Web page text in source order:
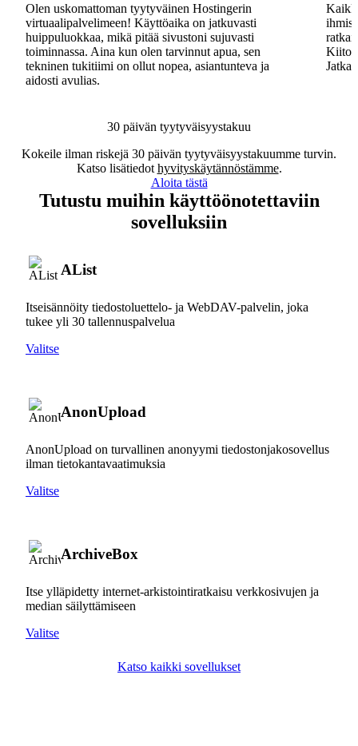
Olen uskomattoman tyytyväinen Hostingerin
virtuaalipalvelimeen! Käyttöaika on jatkuvasti
huippuluokkaa, mikä pitää sivustoni sujuvasti
toiminnassa. Aina kun olen tarvinnut apua, sen
tekninen tukitiimi on ollut nopea, asiantunteva ja
aidosti avulias.
Kiitos
30 päivän tyytyväisyystakuu
Kokeile ilman riskejä 30 päivän tyytyväisyystakuumme turvin.
Katso lisätiedot hyvityskäytännöstämme.
Aloita tästä
Tutustu muihin käyttöönotettaviin
sovelluksiin
AList
Itseisännöity tiedostoluettelo- ja WebDAV-palvelin, joka
tukee yli 30 tallennuspalvelua
Valitse
AnonUpload
AnonUpload on turvallinen anonyymi tiedostonjakosovellus
ilman tietokantavaatimuksia
Valitse
ArchiveBox
Itse ylläpidetty internet-arkistointiratkaisu verkkosivujen ja
median säilyttämiseen
Valitse
Katso kaikki sovellukset